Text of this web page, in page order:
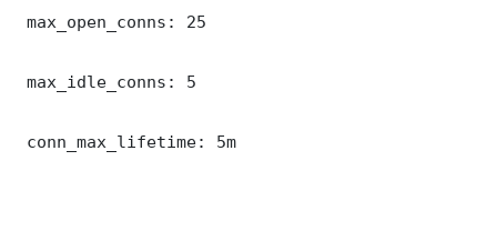
max_open_conns: 25
max_idle_conns: 5
conn_max_lifetime: 5m